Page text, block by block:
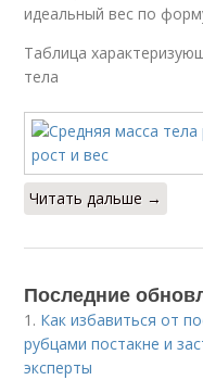
идеальный вес по
Таблица
тела
Читать дальше →
Последние
1. Как избавиться от
рубцами постакне и
эксперты